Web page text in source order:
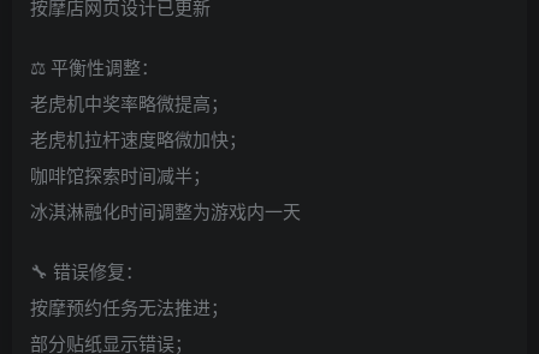
按摩店网页设计已更新
⚖️ 平衡性调整：
老虎机中奖率略微提高；
老虎机拉杆速度略微加快；
咖啡馆探索时间减半；
冰淇淋融化时间调整为游戏内一天
🔧 错误修复：
按摩预约任务无法推进；
部分贴纸显示错误；